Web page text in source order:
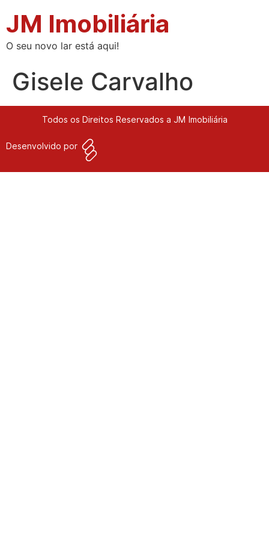
JM Imobiliária
O seu novo lar está aqui!
Gisele Carvalho
Todos os Direitos Reservados a JM Imobiliária
Desenvolvido por